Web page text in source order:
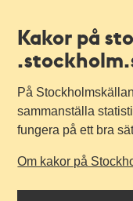
Kakor på
På
sammanställa
fungera på ett bra
Om kakor på